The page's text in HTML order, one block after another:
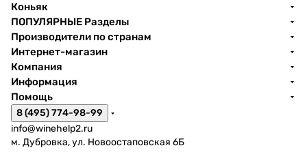
Коньяк
ПОПУЛЯРНЫЕ Разделы
Производители по странам
Интернет-магазин
Компания
Информация
Помощь
8 (495) 774-98-99
info@winehelp2.ru
м. Дубровка, ул. Новоостаповская 6Б